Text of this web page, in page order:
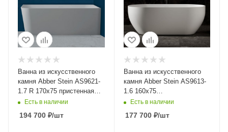
Ванна из искусственного
камня Abber Stein AS9621-
1.7 R 170х75 пристенная
асимметричная с ножками
Есть в наличии
194 700 ₽/шт
Ванна из искусственного
камня Abber Stein AS9613-
1.6 160х75
отдельностоящая овальная
с ножками
Есть в наличии
177 700₽/шт